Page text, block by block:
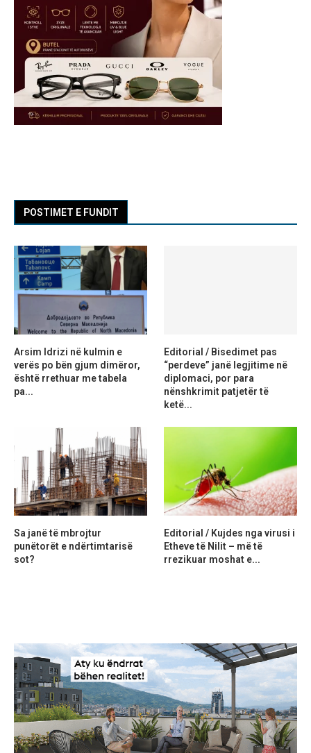
POSTIMET E FUNDIT
Arsim Idrizi në kulmin e
verës po bën gjum dimëror,
është rrethuar me tabela
pa...
Editorial / Bisedimet pas
“perdeve” janë legjitime në
diplomaci, por para
nënshkrimit patjetër të
ketë...
Sa janë të mbrojtur
punëtorët e ndërtimtarisë
sot?
Editorial / Kujdes nga virusi i
Etheve të Nilit – më të
rrezikuar moshat e...